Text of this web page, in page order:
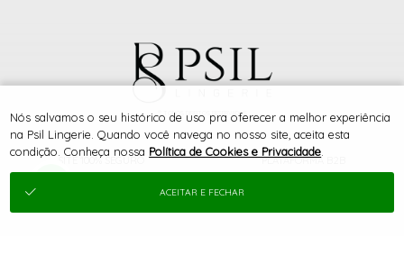
SITE 100% SEGURO PLATAFORMA B2B
® TODOS DIREITOS RESERVADOS
Nós salvamos o seu histórico de uso pra oferecer a melhor experiência
na Psil Lingerie. Quando você navega no nosso site, aceita esta
condição. Conheça nossa Política de Cookies e Privacidade
ACEITAR E FECHAR